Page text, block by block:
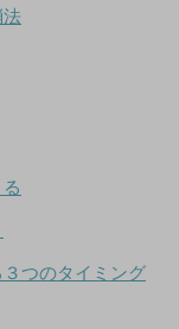
法
つのタイミング